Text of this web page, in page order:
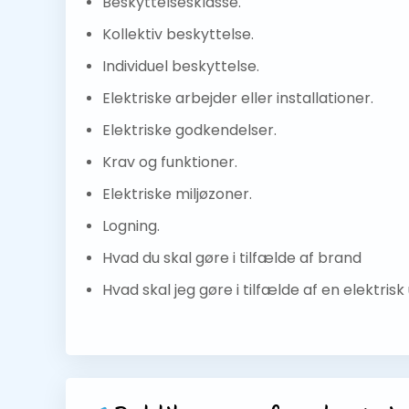
Kollektiv beskyttelse.
Individuel beskyttelse.
Elektriske arbejder eller installationer.
Elektriske godkendelser.
Krav og funktioner.
Elektriske miljøzoner.
Logning.
Hvad du skal gøre i tilfælde af brand
Hvad skal jeg gøre i tilfælde af en elektrisk